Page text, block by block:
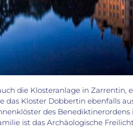
die Klosteranlage in Zarrentin,
das Kloster Dobbertin ebenfalls
des Benediktinerordens
ist das Archäologische